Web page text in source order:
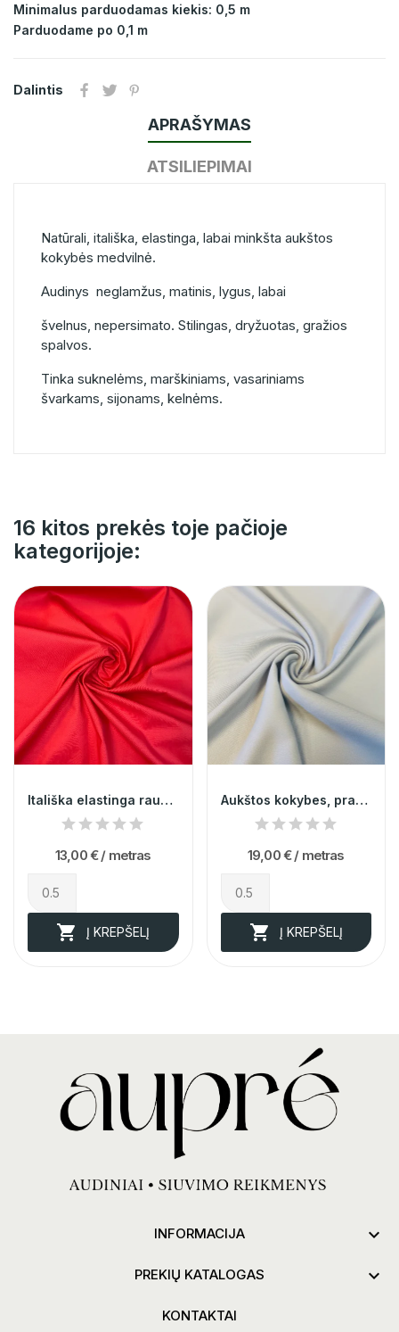
Minimalus parduodamas kiekis: 0,5 m
Parduodame po 0,1 m
Dalintis
APRAŠYMAS
ATSILIEPIMAI
Natūrali, itališka, elastinga, labai minkšta aukštos
kokybės medvilnė.
Audinys neglamžus, matinis, lygus, labai
švelnus, nepersimato. Stilingas, dryžuotas, gražios
spalvos.
Tinka suknelėms, marškiniams, vasariniams
švarkams, sijonams, kelnėms.
16 kitos prekės toje pačioje
kategorijoje:
Itališka elastinga raudona medvilnė
13,00 € / metras
 Į KREPŠELĮ
Aukštos kokybes, prabangus, pilkai žydras...
19,00 € / metras
 Į KREPŠELĮ
INFORMACIJA 
PREKIŲ KATALOGAS 
KONTAKTAI